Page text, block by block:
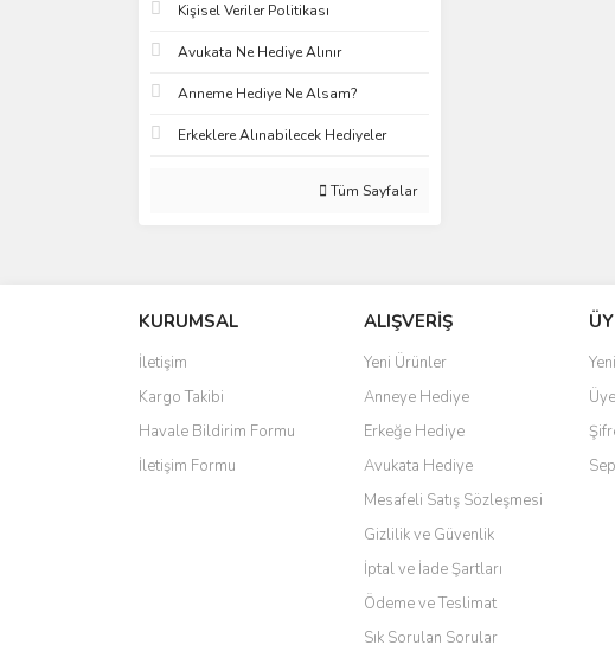
Kişisel Veriler Politikası
Avukata Ne Hediye Alınır
Anneme Hediye Ne Alsam?
Erkeklere Alınabilecek Hediyeler
Tüm Sayfalar
KURUMSAL
İletişim
Kargo Takibi
Havale Bildirim Formu
İletişim Formu
ALIŞVERİŞ
Yeni Ürünler
Anneye Hediye
Erkeğe Hediye
Avukata Hediye
Mesafeli Satış Sözleşmesi
Gizlilik ve Güvenlik
İptal ve İade Şartları
Ödeme ve Teslimat
Sık Sorulan Sorular